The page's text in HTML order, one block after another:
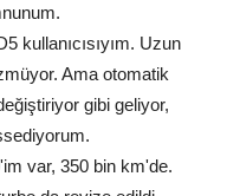
kullanıcısıyım. Uzun
Ama otomatik
gibi geliyor,
var, 350 bin km'de.